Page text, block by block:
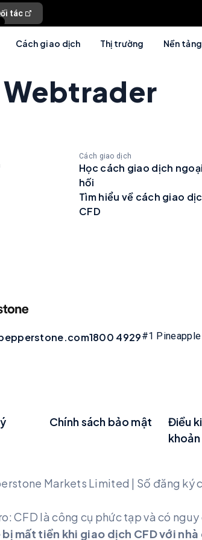
tác
Cách giao dịch Thị trường Nền
Cách giao dịch
Học cách giao dịch ngoại
hối
Tìm hiểu về cách giao
CFD
1800 4929#1 Pineapple
Chính sách bảo mật
Điều
Markets Limited | Số đăng ký
CFD là công cụ phức tạp và có
mất tiền khi giao dịch CFD với nhà